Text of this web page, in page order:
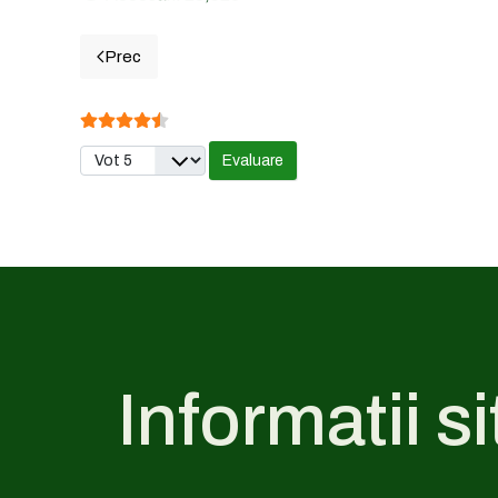
Articol precedent: 20. ORSOVA - Cotele din
Prec
Evaluare utilizator:
Vă rugăm să evaluați
Informatii